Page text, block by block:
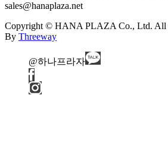
sales@hanaplaza.net
Copyright © HANA PLAZA Co., Ltd. All
By Threeway
@하나프라자